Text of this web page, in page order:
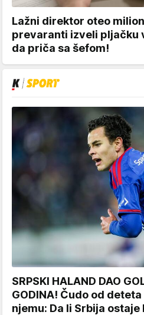
Lažni direktor oteo
prevaranti izveli pljačku
da priča sa šefom!
SRPSKI HALAND DAO
GODINA! Čudo od
njemu: Da li Srbija ostaje